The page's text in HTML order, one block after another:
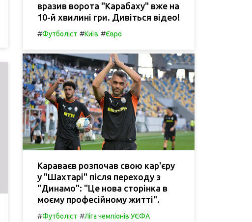
вразив ворота "Карабаху" вже на
10-й хвилині гри. Дивіться відео!
#Футболіст #Київ #Євро
Караваєв розпочав свою кар'єру
у "Шахтарі" після переходу з
"Динамо": "Це нова сторінка в
моєму професійному житті".
#Футболіст #Ліга чемпіонів УЄФА